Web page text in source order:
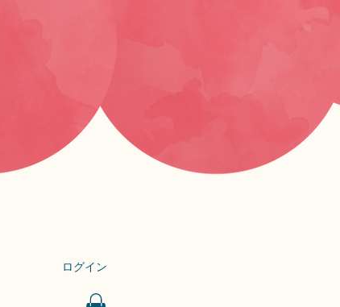
ログイン